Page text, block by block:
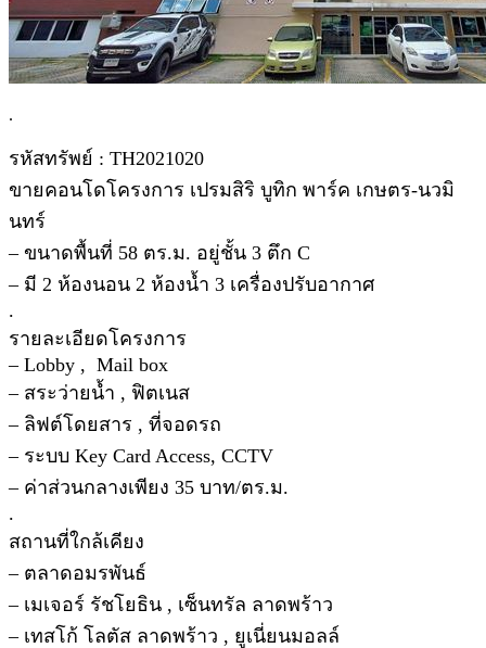
.
รหัสทรัพย์ : TH2021020
ขายคอนโดโครงการ เปรมสิริ บูทิก พาร์ค เกษตร-นวมิ
นทร์
– ขนาดพื้นที่ 58 ตร.ม. อยู่ชั้น 3 ตึก C
– มี 2 ห้องนอน 2 ห้องน้ำ 3 เครื่องปรับอากาศ
.
รายละเอียดโครงการ
– Lobby , Mail box
– สระว่ายน้ำ , ฟิตเนส
– ลิฟต์โดยสาร , ที่จอดรถ
– ระบบ Key Card Access, CCTV
– ค่าส่วนกลางเพียง 35 บาท/ตร.ม.
.
สถานที่ใกล้เคียง
– ตลาดอมรพันธ์
– เมเจอร์ รัชโยธิน , เซ็นทรัล ลาดพร้าว
– เทสโก้ โลตัส ลาดพร้าว , ยูเนี่ยนมอลล์